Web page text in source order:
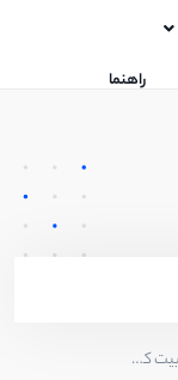
راهنما
افزایش قیمت بیت کوین با افزایش عرضه استیبل کوین TUSD